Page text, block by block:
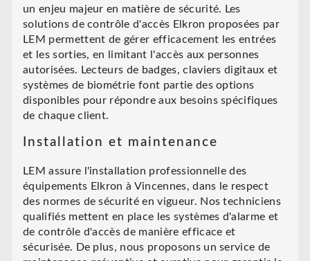
un enjeu majeur en matière de sécurité. Les
solutions de contrôle d'accès Elkron proposées par
LEM permettent de gérer efficacement les entrées
et les sorties, en limitant l'accès aux personnes
autorisées. Lecteurs de badges, claviers digitaux et
systèmes de biométrie font partie des options
disponibles pour répondre aux besoins spécifiques
de chaque client.
Installation et maintenance
LEM assure l'installation professionnelle des
équipements Elkron à Vincennes, dans le respect
des normes de sécurité en vigueur. Nos techniciens
qualifiés mettent en place les systèmes d'alarme et
de contrôle d'accès de manière efficace et
sécurisée. De plus, nous proposons un service de